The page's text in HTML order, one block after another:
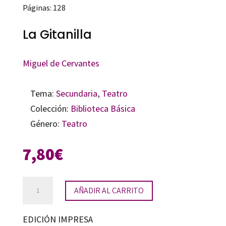
Páginas: 128
La Gitanilla
Miguel de Cervantes
Tema: Secundaria, Teatro
Colección: Biblioteca Básica
Género: Teatro
7,80€
cantidad
AÑADIR AL CARRITO
EDICIÓN IMPRESA